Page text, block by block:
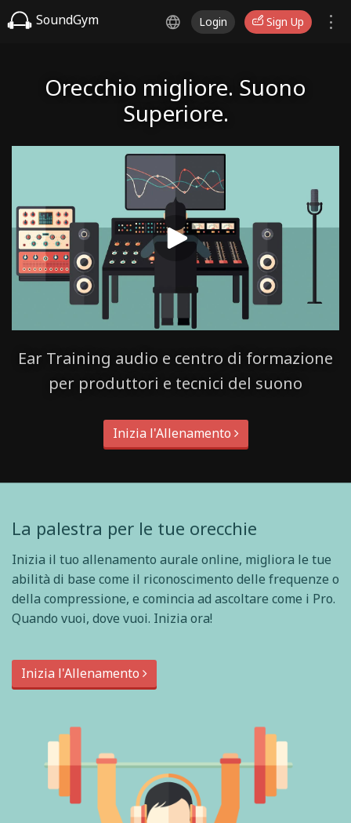
SoundGym Login Sign Up
Orecchio migliore. Suono
Superiore.
Ear Training audio e centro di formazione
per produttori e tecnici del suono
Inizia l'Allenamento
La palestra per le tue orecchie
Inizia il tuo allenamento aurale online, migliora le tue
abilità di base come il riconoscimento delle frequenze o
della compressione, e comincia ad ascoltare come i Pro.
Quando vuoi, dove vuoi. Inizia ora!
Inizia l'Allenamento